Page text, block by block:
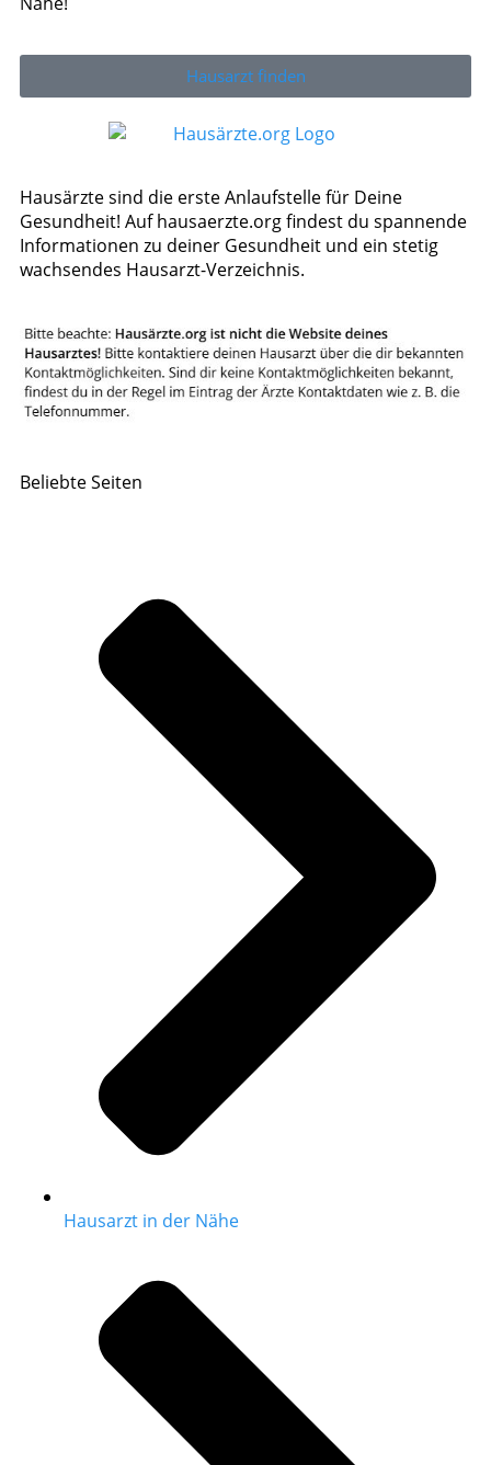
Hausarzt finden
Hausärzte sind die erste Anlaufstelle für Deine
Gesundheit! Auf hausaerzte.org findest du spannende
Informationen zu deiner Gesundheit und ein stetig
wachsendes Hausarzt-Verzeichnis.
Beliebte Seiten
Hausarzt in der Nähe